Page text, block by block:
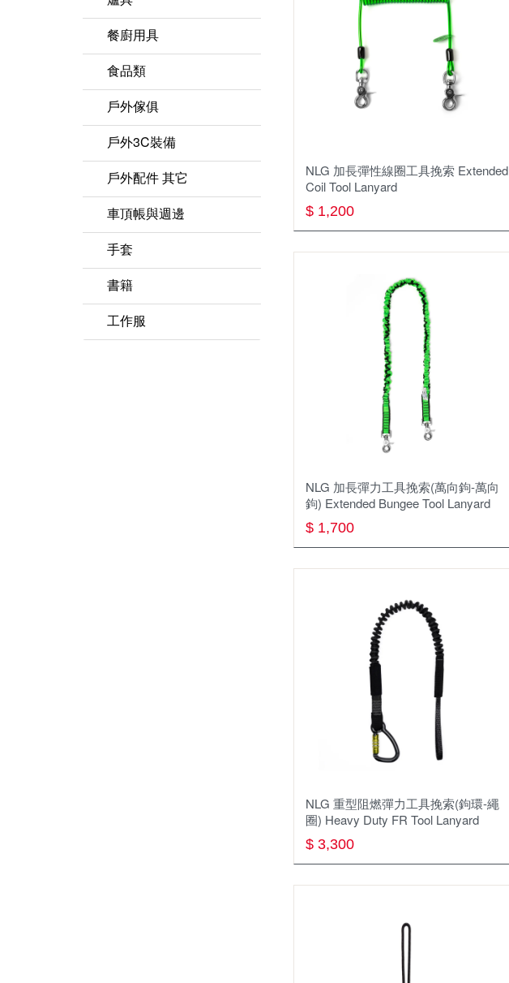
背心
羽絨外套
軟殼外套
風衣外套
保暖外套(刷毛 化纖)
兩件式防水外套
單件式防水外套
側背包
戰術背包
背架式背包
休閒背包
背包週邊
登山背包(50L以上)
防水背包
水壺水袋週邊
吸管水袋
衛浴帳
帳篷週邊
天幕 地布
吊床與吊床週邊
睡眠用具週邊
行軍床
露宿袋
枕頭
充氣睡墊
折疊睡墊
羽絨睡袋 蓋毯
刷毛睡袋 蓋毯
不鏽鋼鍋
鋁合金鍋
聚熱強效鍋 效率系統鍋
茶壺
煎盤 烤盤
瓦斯爐
瓦斯
卡式爐
汽化爐
柴火爐 焚火台
爐具週邊
蜘蛛爐(分離式瓦斯爐)
登頂爐(直立式瓦斯爐)
效率系統爐 高效能鍋爐
烤架
餐廚用具
匙叉筷
鍋杓鏟
餐廚網
杯子
保溫保冷袋、箱
刀具
碗盤
餐廚配件
食品類
戶外傢俱
桌
椅
層架系列
戶外傢俱週邊
戶外3C裝備
戶外配件 其它
護膝 綁腿 護脛
雨傘
工具鉗
手機或對講機防水袋
車頂帳與週邊
車頂帳
車頂架
手套
健行手套
保暖手套
書籍
工作服
NLG 加長彈性線圈⼯具挽索 Extended
Coil Tool Lanyard
$ 1,200
NLG 加長彈力工具挽索(萬向鉤-萬向
鉤) Extended Bungee Tool Lanyard
$ 1,700
NLG 重型阻燃彈⼒⼯具挽索(鉤環-繩
圈) Heavy Duty FR Tool Lanyard
$ 3,300